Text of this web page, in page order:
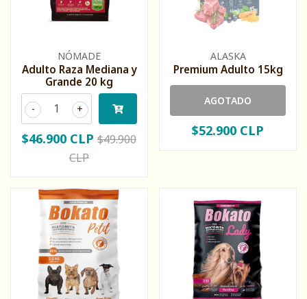
NÓMADE
Adulto Raza Mediana y
Grande 20 kg
+
-
$46.900 CLP $49.900
CLP
ALASKA
Premium Adulto 15kg
AGOTADO
$52.900 CLP